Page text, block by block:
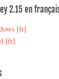
2.15 en
[fr]
[fr]